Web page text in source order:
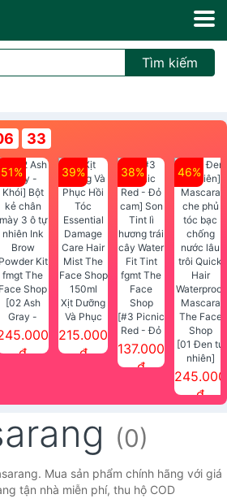
Tìm kiếm
33
51%
[02 Ash
Gray -
Khói] Bột
kẻ chân
Shop
đ
39%
Xịt Dưỡng
Và Phục
Hồi Tóc
Essential
215.000
đ
38%
[#3 Picnic
Red - Đỏ
cam] Son
Face
Shop
137.000
đ
46%
[01 Đen tự
nhiên]
Mascara
che phủ
Waterproof
Mascara
245.000
đ
(0)
Mua sản phẩm chính hãng với giá
tận nhà miễn phí, thu hộ COD